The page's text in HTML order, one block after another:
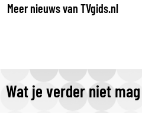
Meer nieuws van TVgids.nl
Wat je verder niet